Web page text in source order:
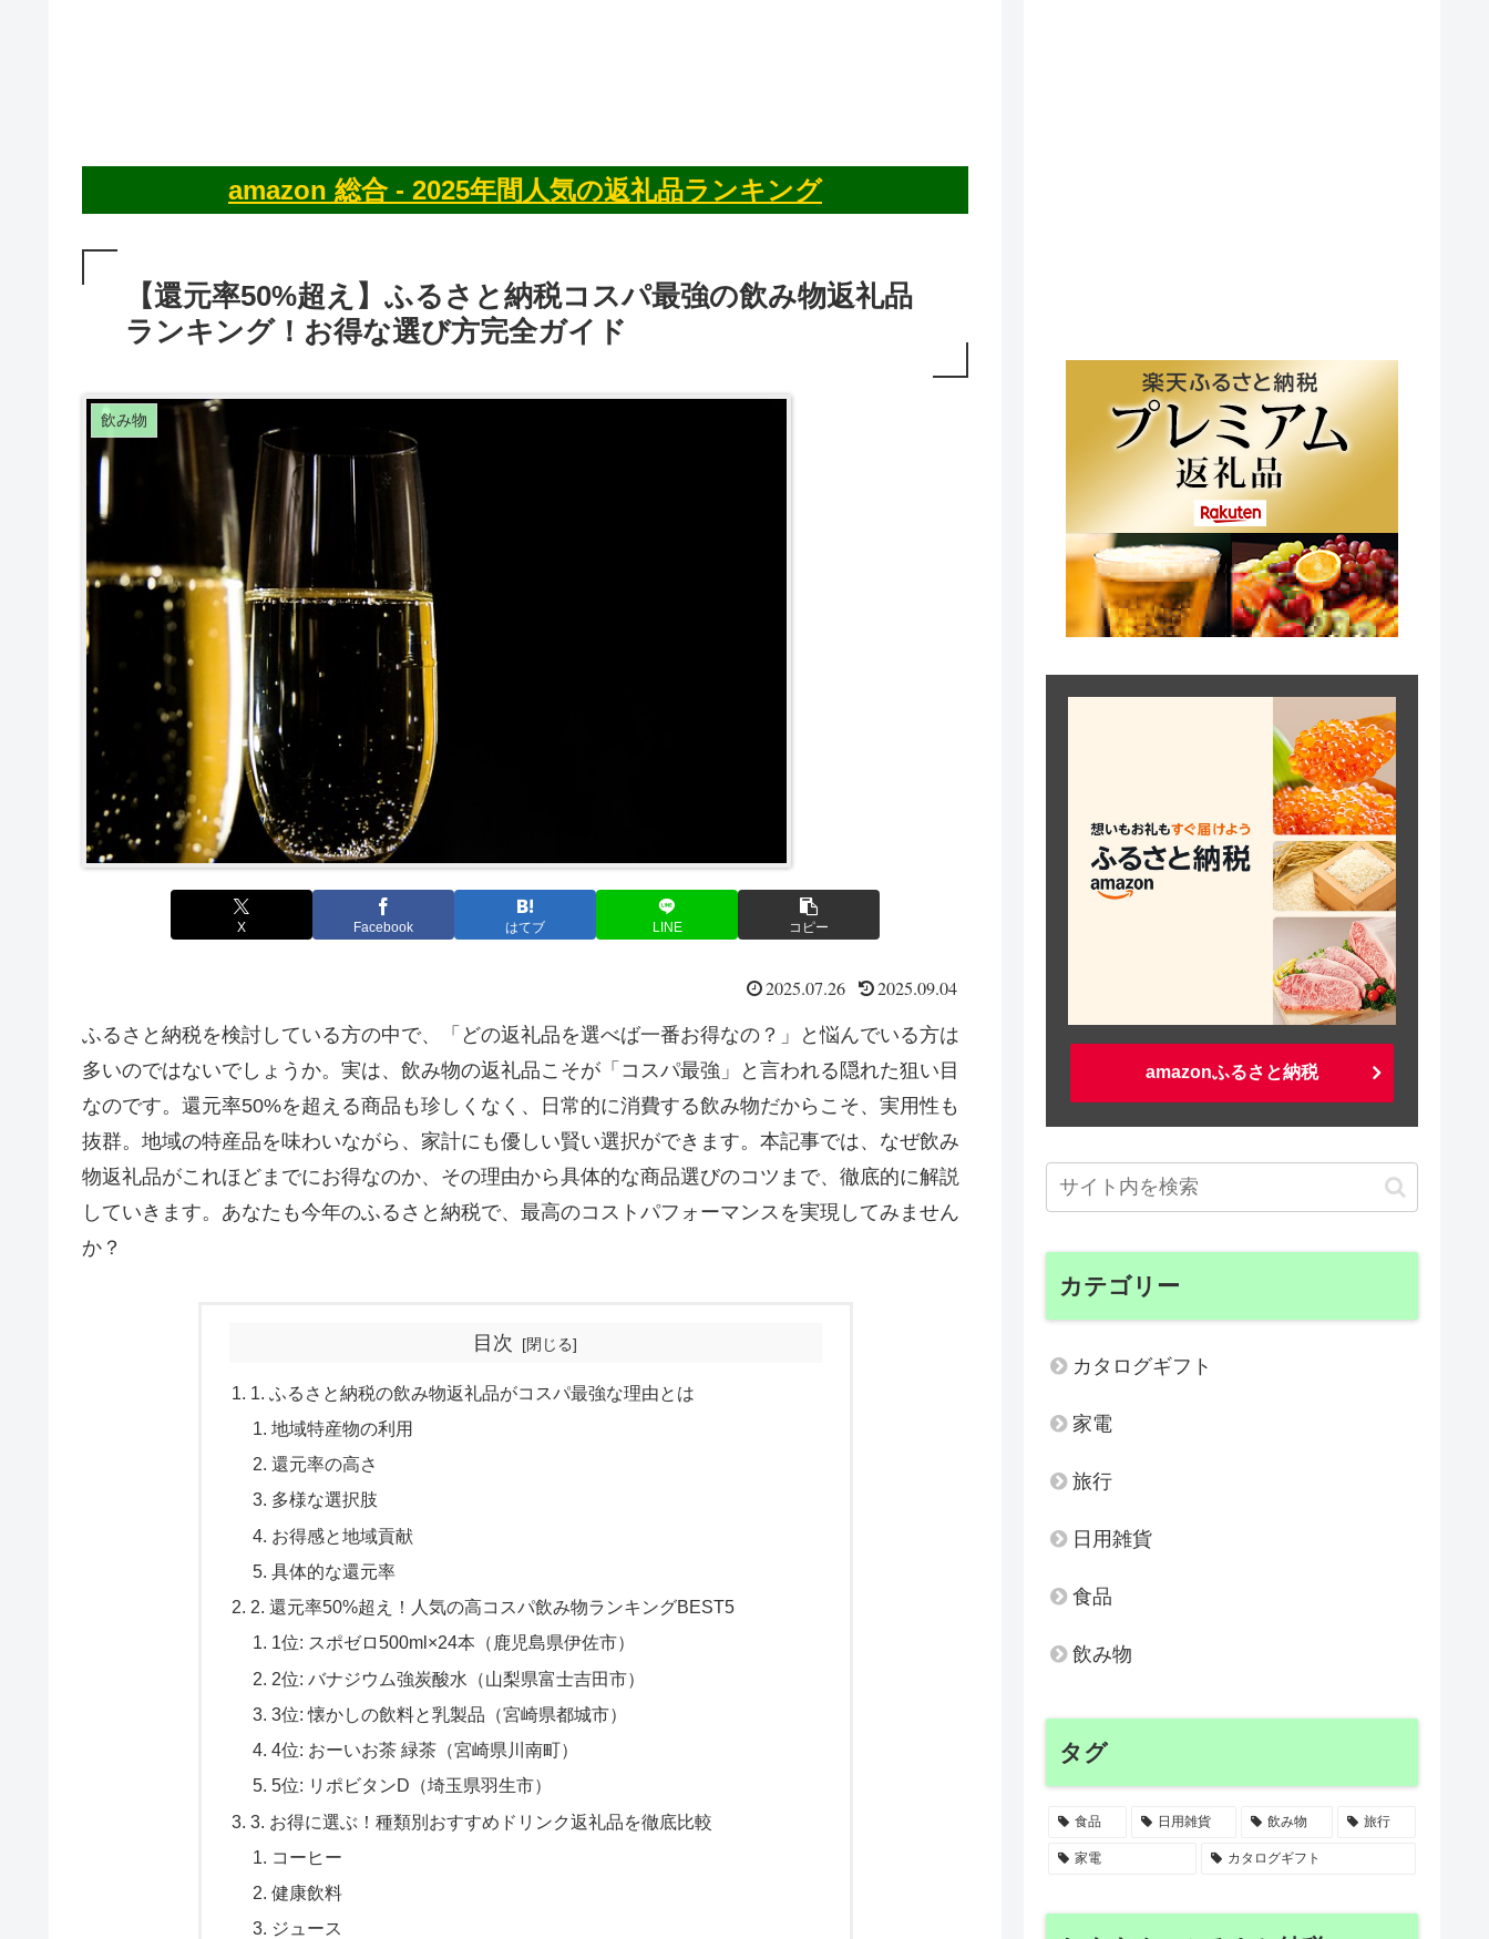
amazon 総合 - 2025年間人気の返礼品ランキング
【還元率50%超え】ふるさと納税コスパ最強の飲み物返礼品
ランキング！お得な選び方完全ガイド
飲み物
X Facebook はてブ LINE コピー
2025.07.26 2025.09.04
ふるさと納税を検討している方の中で、「どの返礼品を選べば一番お得なの？」と悩んでいる方は
多いのではないでしょうか。実は、飲み物の返礼品こそが「コスパ最強」と言われる隠れた狙い目
なのです。還元率50%を超える商品も珍しくなく、日常的に消費する飲み物だからこそ、実用性も
抜群。地域の特産品を味わいながら、家計にも優しい賢い選択ができます。本記事では、なぜ飲み
物返礼品がこれほどまでにお得なのか、その理由から具体的な商品選びのコツまで、徹底的に解説
していきます。あなたも今年のふるさと納税で、最高のコストパフォーマンスを実現してみません
か？
目次
1. ふるさと納税の飲み物返礼品がコスパ最強な理由とは
地域特産物の利用
還元率の高さ
多様な選択肢
お得感と地域貢献
具体的な還元率
2. 還元率50%超え！人気の高コスパ飲み物ランキングBEST5
1位: スポゼロ500ml×24本（鹿児島県伊佐市）
2位: バナジウム強炭酸水（山梨県富士吉田市）
3位: 懐かしの飲料と乳製品（宮崎県都城市）
4位: おーいお茶 緑茶（宮崎県川南町）
5位: リポビタンD（埼玉県羽生市）
3. お得に選ぶ！種類別おすすめドリンク返礼品を徹底比較
コーヒー
健康飲料
ジュース
amazonふるさと納税
カテゴリー
カタログギフト
家電
旅行
日用雑貨
食品
飲み物
タグ
食品 日用雑貨 飲み物 旅行
家電 カタログギフト